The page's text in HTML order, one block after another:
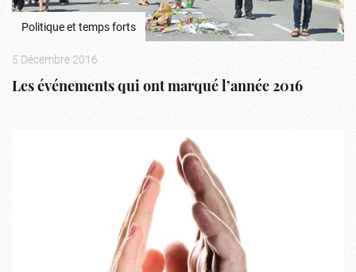
Politique et temps forts
5 Décembre 2016
Les événements qui ont marqué l’année 2016